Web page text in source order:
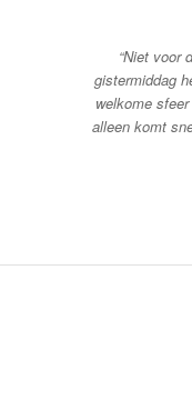
“Niet voor
gistermiddag
welkome
alleen komt